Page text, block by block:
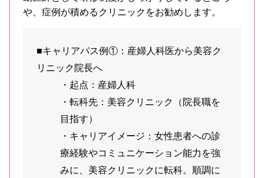
や、症例が積めるクリニックをお勧めします。
■キャリアパス例①：産婦人科医から美容ク
リニック院長へ
・起点：産婦人科
・転科先：美容クリニック（院長職を
目指す）
・キャリアイメージ：女性患者への診
療経験やコミュニケーション能力を強
みに、美容クリニックに転科。順調に